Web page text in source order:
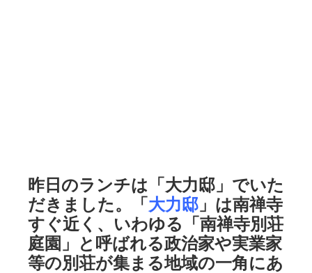
昨日のランチは「大力邸」でいた
だきました。「大力邸 」は南禅寺
すぐ近く、いわゆる「南禅寺別荘
庭園」と呼ばれる政治家や実業家
等の別荘が集まる地域の一角にあ